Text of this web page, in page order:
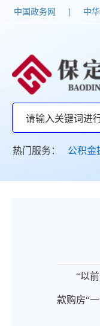
中国政务网 中
热门服务： 公积金
“以
款购房“